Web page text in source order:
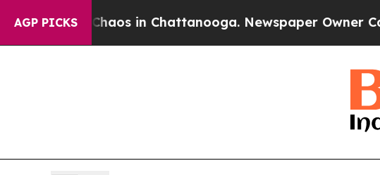
AGP PICKSChaos in Chattanooga. Newspaper Owner Calls